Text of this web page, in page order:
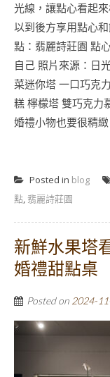
光線，讓點心看起
以到後方享用點心
點：翡麗詩莊園 點
自己 照片來源：日
菜迷你塔 一口巧克
糕 檸檬塔 雙巧克力
婚禮小物也要很精
Posted in blog
點, 翡麗詩莊園
新鮮水果塔
婚禮甜點桌
Posted on 2024-